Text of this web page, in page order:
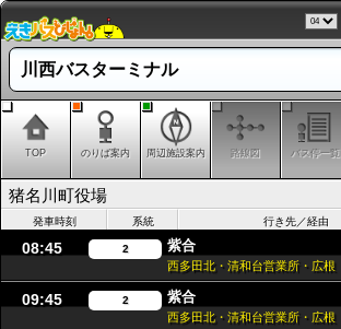
川西バスターミナル
TOP のりば案内 周辺施設案内 路線図 バス停一覧
猪名川町役場
発車時刻 系統 行き先／経由
08:45 2 紫合
西多田北・清和台営業所・広根
09:45 2 紫合
西多田北・清和台営業所・広根